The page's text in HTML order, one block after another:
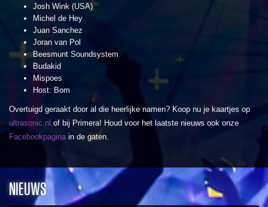
Josh Wink (USA)
Michel de Hey
Juan Sanchez
Joran van Pol
Beesmunt Soundsystem
Budakid
Mispoes
Host: Bom
Overtuigd geraakt door al die heerlijke namen? Koop nu je kaartjes op
ultrasonic.nl of bij Primera! Houd voor het laatste nieuws ook onze
Facebookpagina in de gaten.
NIEUWS